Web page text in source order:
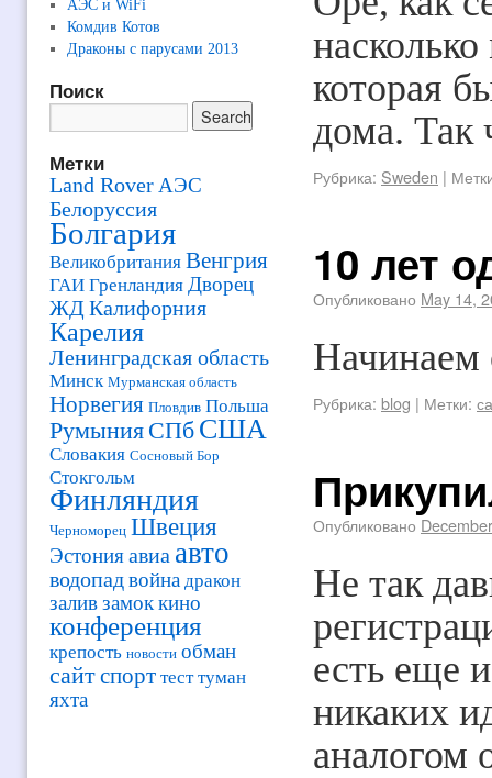
АЭС и WiFi
Комдив Котов
Драконы с парусами 2013
Поиск
Метки
Land Rover АЭС
Белоруссия
Болгария
Великобритания Венгрия
ГАИ Гренландия Дворец
ЖД Калифорния
Карелия
Ленинградская область
Минск Мурманская область
Норвегия Пловдив Польша
Румыния СПб США
Словакия Сосновый Бор
Стокгольм
Финляндия
Черноморец Швеция
Эстонияавиа авто
водопадвойна дракон
залив замоккино
конференция
крепость новости обман
сайтспорт тест туман
яхта
которая
дома. Так
Рубрика: Sweden |
10 лет
Опубликовано May 14,
Начинаем
Рубрика: blog | Метки:
Опубликовано
Не так
есть еще
никаких
аналогом